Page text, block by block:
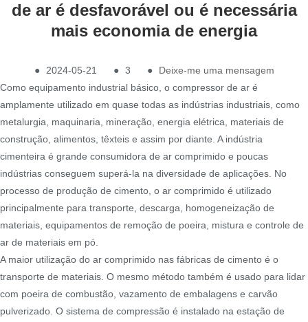
de ar é desfavorável ou é necessária
mais economia de energia
● 2024-05-21 ● 3 ●
Deixe-me uma mensagem
Como equipamento industrial básico, o compressor de ar é
amplamente utilizado em quase todas as indústrias industriais, como
metalurgia, maquinaria, mineração, energia elétrica, materiais de
construção, alimentos, têxteis e assim por diante. A indústria
cimenteira é grande consumidora de ar comprimido e poucas
indústrias conseguem superá-la na diversidade de aplicações. No
processo de produção de cimento, o ar comprimido é utilizado
principalmente para transporte, descarga, homogeneização de
materiais, equipamentos de remoção de poeira, mistura e controle de
ar de materiais em pó.
A maior utilização do ar comprimido nas fábricas de cimento é o
transporte de materiais. O mesmo método também é usado para lidar
com poeira de combustão, vazamento de embalagens e carvão
pulverizado. O sistema de compressão é instalado na estação de